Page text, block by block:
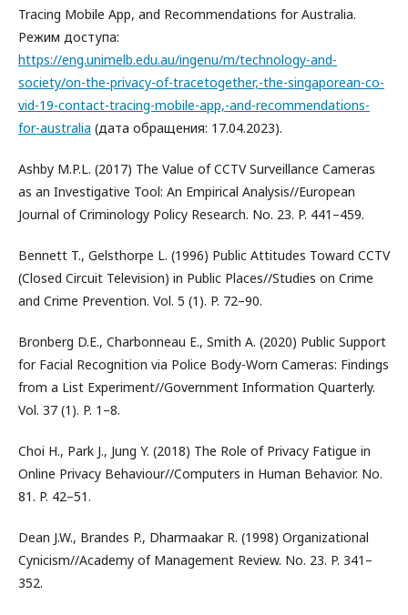
Tracing Mobile App, and Recommendations for Australia.
Режим доступа:
https://eng.unimelb.edu.au/ingenu/m/technology-and-
society/on-the-privacy-of-tracetogether,-the-singaporean-co-
vid-19-contact-tracing-mobile-app,-and-recommendations-
for-australia (дата обращения: 17.04.2023).
Ashby M.P.L. (2017) The Value of CCTV Surveillance Cameras
as an Investigative Tool: An Empirical Analysis//European
Journal of Criminology Policy Research. No. 23. P. 441–459.
Bennett T., Gelsthorpe L. (1996) Public Attitudes Toward CCTV
(Closed Circuit Television) in Public Places//Studies on Crime
and Crime Prevention. Vol. 5 (1). P. 72–90.
Bronberg D.E., Charbonneau E., Smith A. (2020) Public Support
for Facial Recognition via Police Body-Worn Cameras: Findings
from a List Experiment//Government Information Quarterly.
Vol. 37 (1). P. 1–8.
Choi H., Park J., Jung Y. (2018) The Role of Privacy Fatigue in
Online Privacy Behaviour//Computers in Human Behavior. No.
81. P. 42–51.
Dean J.W., Brandes P., Dharmaakar R. (1998) Organizational
Cynicism//Academy of Management Review. No. 23. P. 341–
352.